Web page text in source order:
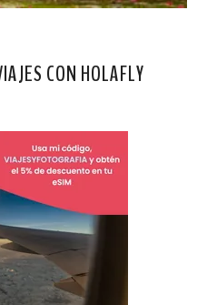
CON HOLAFLY